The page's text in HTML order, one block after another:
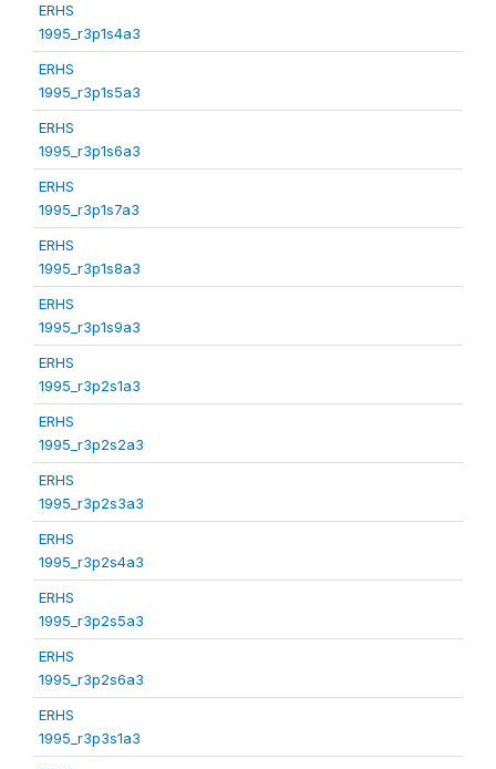
ERHS
1995_r3p1s4a3
ERHS
1995_r3p1s5a3
ERHS
1995_r3p1s6a3
ERHS
1995_r3p1s7a3
ERHS
1995_r3p1s8a3
ERHS
1995_r3p1s9a3
ERHS
1995_r3p2s1a3
ERHS
1995_r3p2s2a3
ERHS
1995_r3p2s3a3
ERHS
1995_r3p2s4a3
ERHS
1995_r3p2s5a3
ERHS
1995_r3p2s6a3
ERHS
1995_r3p3s1a3